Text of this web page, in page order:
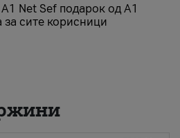
Net Sеf подарок од А1
за сите корисници